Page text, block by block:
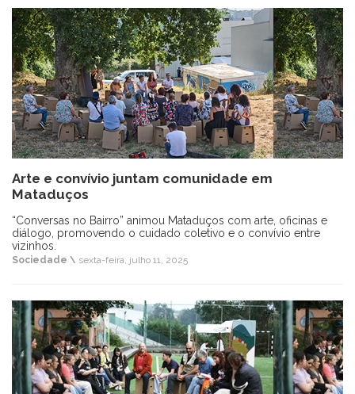
Arte e convívio juntam comunidade em
Mataduços
“Conversas no Bairro” animou Mataduços com arte, oficinas e
diálogo, promovendo o cuidado coletivo e o convívio entre
vizinhos.
Sociedade \ sexta-feira, julho 11, 2025